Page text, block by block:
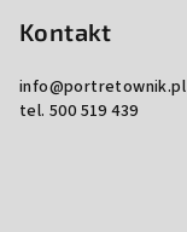
Kontakt
info@portretownik.pl
tel. 500 519 439